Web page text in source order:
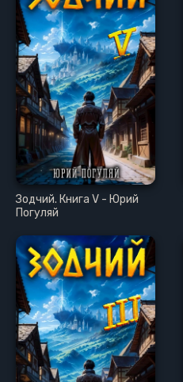
20
21
22
23
24
25
26
27
Зодчий. Книга V - Юрий
Погуляй